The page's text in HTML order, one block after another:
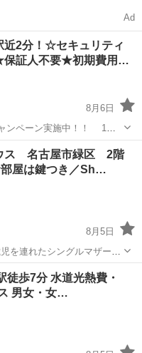
Ad
2分！☆セキュリティ
証人不要★初期費用…
8月6日
ンペーン実施中！！ 1週
に不安な方、審査承認後、
ウス 初期
ス 名古屋市緑区 2階
屋は鍵つき／Sh…
8月5日
性が安心して暮らせるシェ
して運営しております。 2階建て4LDK戸建です。1階...
ウス 4LDK
徒歩7分 水道光熱費・
男女・女…